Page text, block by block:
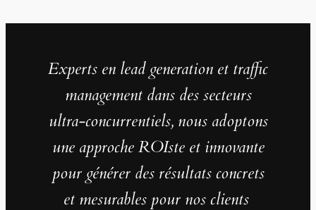
Experts en lead generation et traffic
management dans des secteurs
ultra-concurrentiels, nous adoptons
une approche ROIste et innovante
pour générer des résultats concrets
et mesurables pour nos clients.